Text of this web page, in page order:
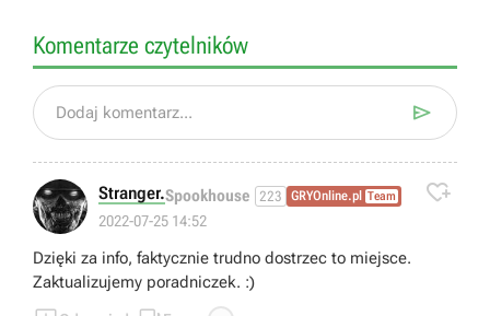
Komentarze czytelników
Dodaj komentarz... 
Stranger.Spookhouse 223 GRYOnline.pl Team
2022-07-25 14:52

Dzięki za info, faktycznie trudno dostrzec to miejsce.
Zaktualizujemy poradniczek. :)